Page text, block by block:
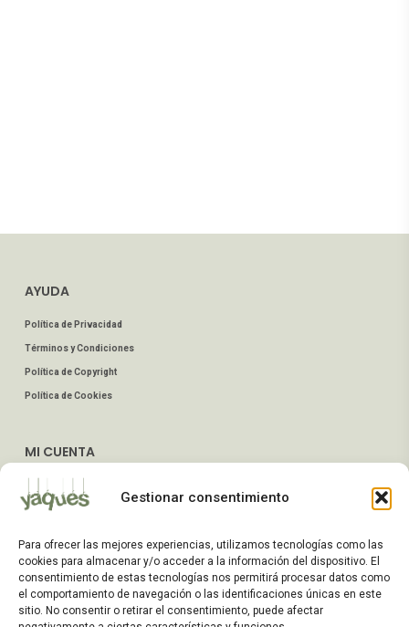
Gestionar consentimiento
Para ofrecer las mejores experiencias, utilizamos tecnologías como las
cookies para almacenar y/o acceder a la información del dispositivo. El
consentimiento de estas tecnologías nos permitirá procesar datos como
el comportamiento de navegación o las identificaciones únicas en este
sitio. No consentir o retirar el consentimiento, puede afectar
AYUDA
Política de Privacidad
Términos y Condiciones
Política de Copyright
Política de Cookies
MI CUENTA
Dirección de Envío
Preguntas Frecuentes
ATENCIÓN AL CLIENTE